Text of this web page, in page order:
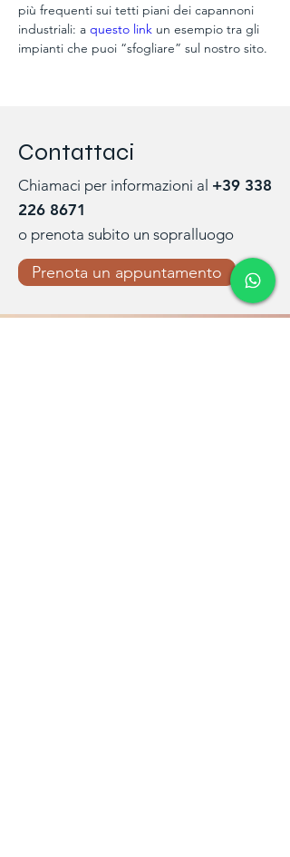
più frequenti sui tetti piani dei capannoni
industriali: a questo link un esempio tra gli
impianti che puoi “sfogliare” sul nostro sito.
Contattaci
Chiamaci per informazioni al +39 338
226 8671
o prenota subito un sopralluogo
Prenota un appuntamento